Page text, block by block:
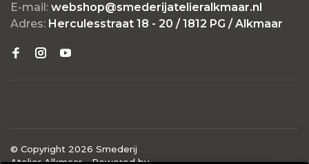
E-mail: webshop@smederijatelieralkmaar.nl
Adres: Herculesstraat 18 - 20 / 1812 PG / Alkmaar
© Copyright 2026 Smederij